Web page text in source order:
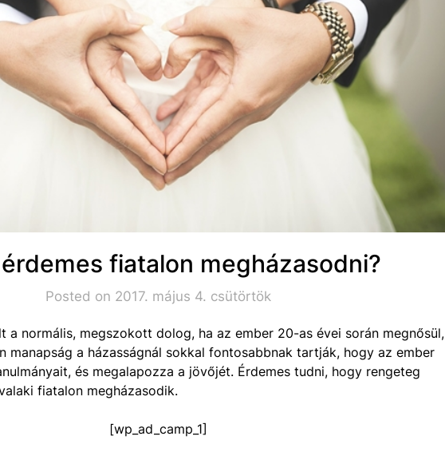
fiatalon megházasodni?
Posted on 2017. május 4. csütörtök
a normális, megszokott dolog, ha az ember 20-as évei során megnősül,
manapság a házasságnál sokkal fontosabbnak tartják, hogy az ember
és megalapozza a jövőjét. Érdemes tudni, hogy rengeteg
fiatalon megházasodik.
[wp_ad_camp_1]